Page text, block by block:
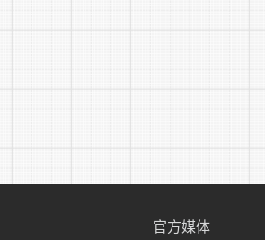
官方媒体